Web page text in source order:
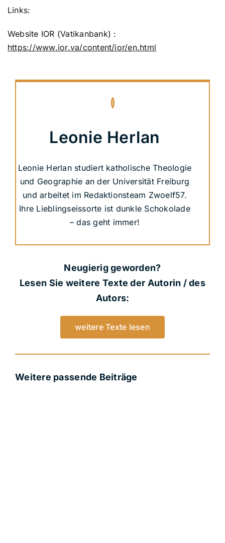
Links:
Website IOR (Vatikanbank) :
https://www.ior.va/content/ior/en.html
Leonie Herlan
Leonie Herlan studiert katholische Theologie
und Geographie an der Universität Freiburg
und arbeitet im Redaktionsteam Zwoelf57.
Ihre Lieblingseissorte ist dunkle Schokolade
– das geht immer!
Neugierig geworden?
Lesen Sie weitere Texte der Autorin / des
Autors:
weitere Texte lesen
Weitere passende Beiträge